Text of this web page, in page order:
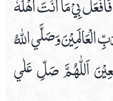
الْعَالَمِيْنَ وَصَلَّي اللّٰهُ
اَللّٰھُمَّ صَلِّ عَلٰي